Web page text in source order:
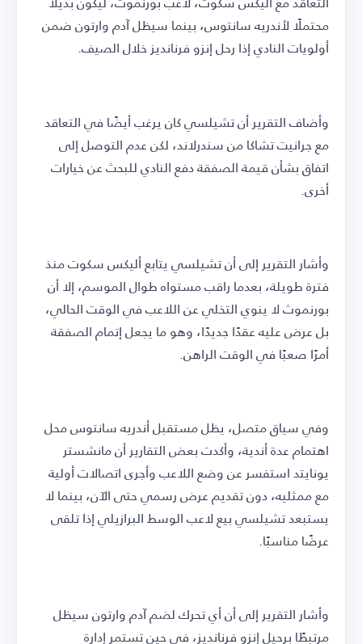
محتملًا لأندريه سانتوس، بينما سيظل آدم وارتون ضمن
أولويات النادي إذا رحل إنزو فرنانديز خلال الصيف.
وأضاف التقرير أن تشيلسي كان يرغب أيضًا في التعاقد
مع جرانيت تشاكا من سندرلاند، لكن عدم التوصل إلى
اتفاق بشأن قيمة الصفقة دفع النادي للبحث عن خيارات
أخرى.
وأشار التقرير إلى أن تشيلسي يتابع أليكس سكوت منذ
فترة طويلة، بعدما راقب مستواه طوال الموسم، إلا أن
بورنموث لا ينوي التخلي عن اللاعب في الوقت الحالي،
بل عرض عليه عقدًا جديدًا، وهو ما يجعل إتمام الصفقة
أمرًا صعبًا في الوقت الراهن.
وفي سياق متصل، يظل مستقبل أندريه سانتوس محل
اهتمام عدة أندية، وأكدت بعض التقارير أن مانشستر
يونايتد استفسر عن وضع اللاعب وأجرى اتصالات أولية
مع ممثليه، دون تقديم عرض رسمي حتى الآن، بينما لا
يستبعد تشيلسي بيع لاعب الوسط البرازيلي إذا تلقى
عرضًا مناسبًا.
وأشار التقرير إلى أن أي تحرك لضم آدم وارتون سيظل
مرتبطًا برحيل إنزو فرنانديز، في حين تستمر إدارة